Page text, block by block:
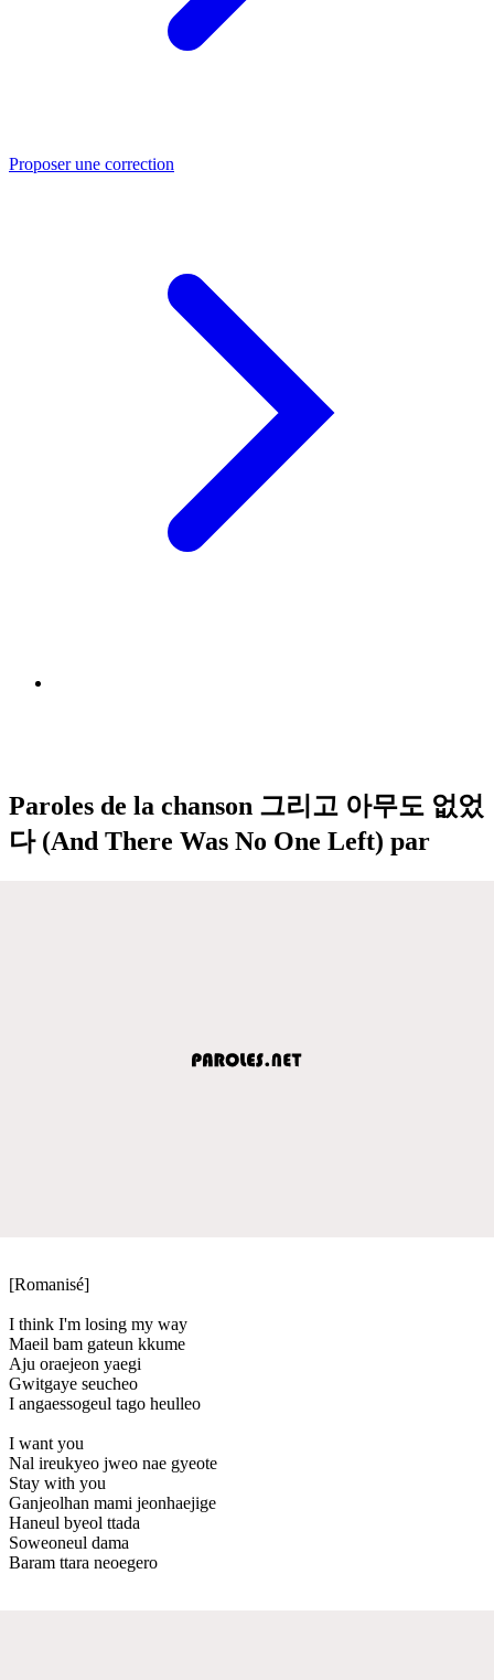
Proposer une correction
Paroles de la chanson 그리고 아무도 없었
다 (And There Was No One Left) par
[Romanisé]
I think I'm losing my way
Maeil bam gateun kkume
Aju oraejeon yaegi
Gwitgaye seucheo
I angaessogeul tago heulleo
I want you
Nal ireukyeo jweo nae gyeote
Stay with you
Ganjeolhan mami jeonhaejige
Haneul byeol ttada
Soweoneul dama
Baram ttara neoegero